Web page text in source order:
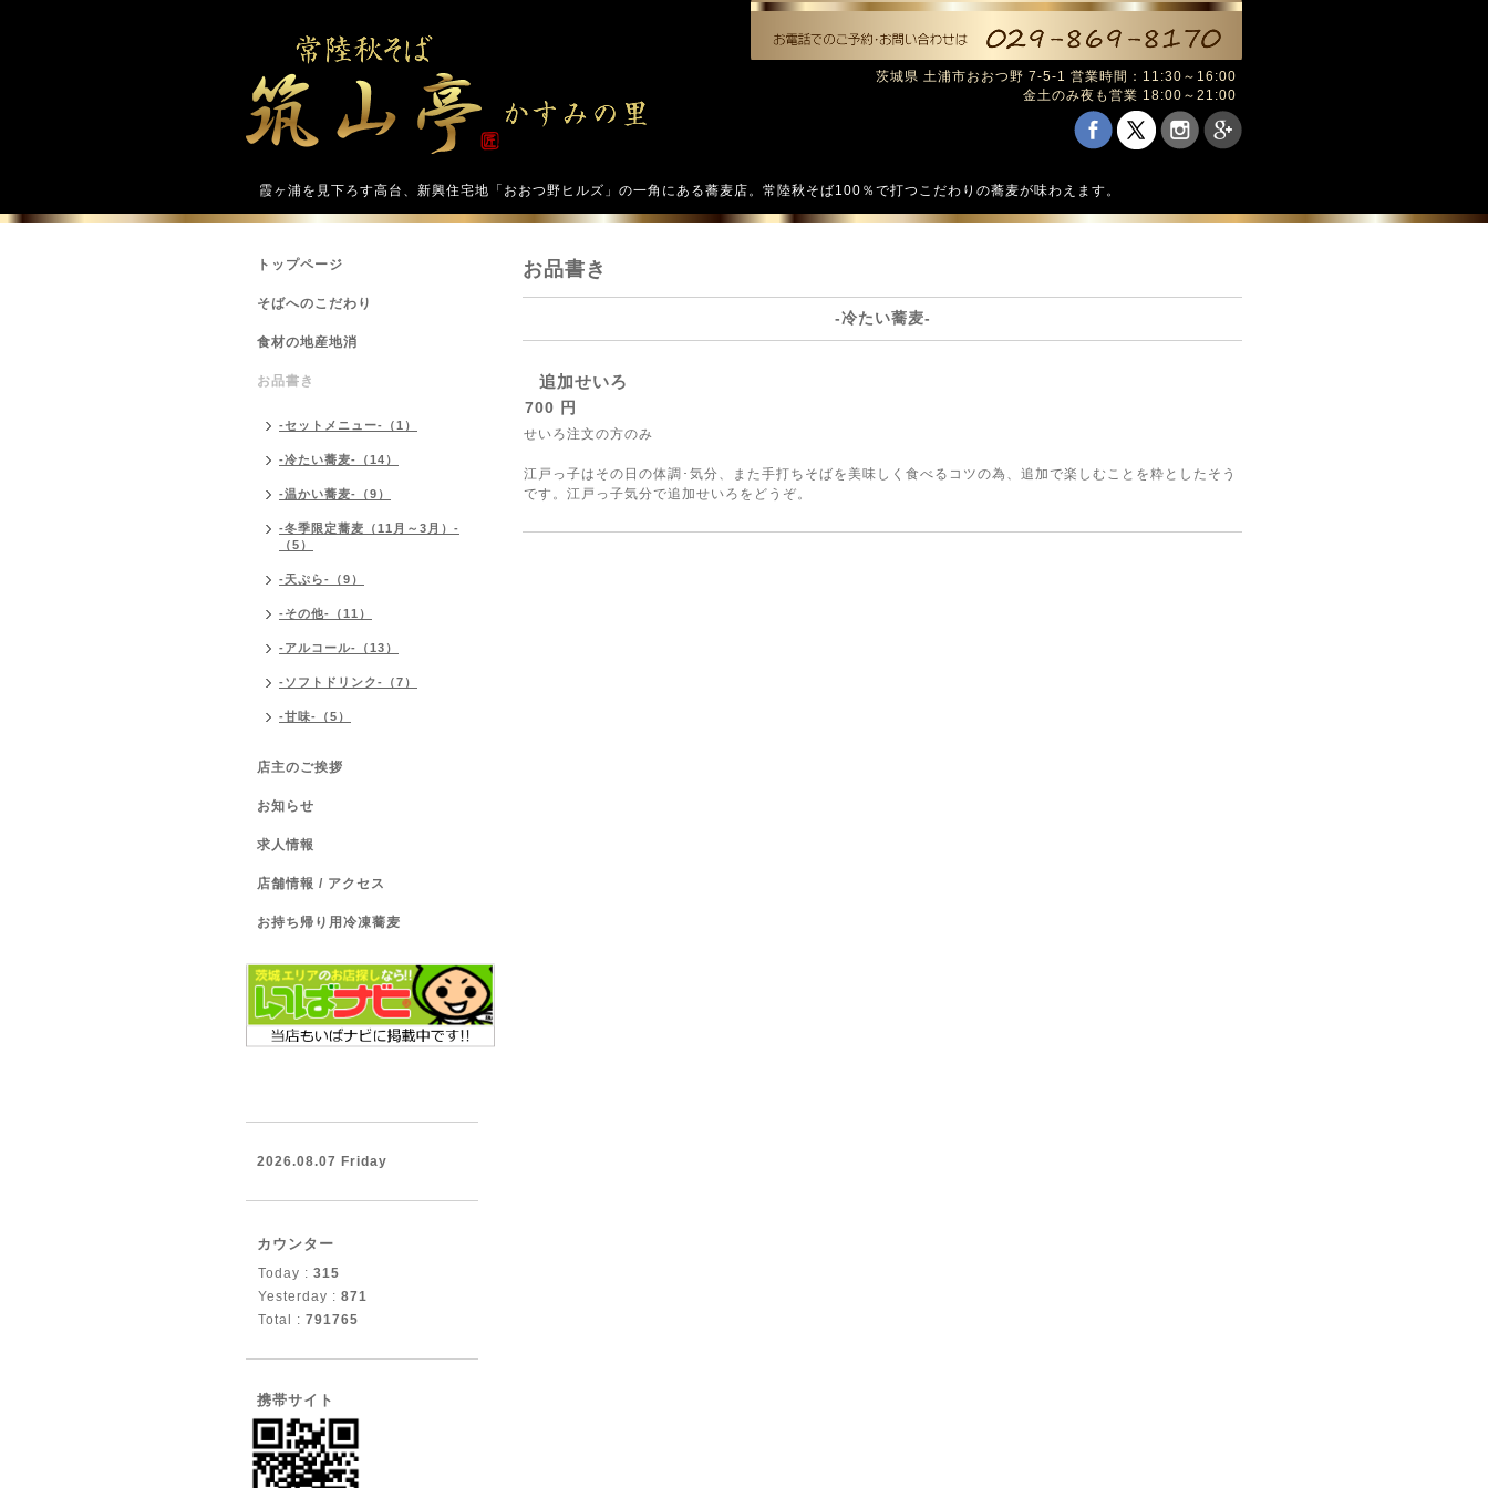
茨城県 土浦市おおつ野 7-5-1 営業時間：11:30～16:00
金土のみ夜も営業 18:00～21:00
霞ヶ浦を見下ろす高台、新興住宅地「おおつ野ヒルズ」の一角にある蕎麦店。常陸秋そば100％で打つこだわりの蕎麦が味わえます。
お品書き
-冷たい蕎麦-
追加せいろ
700 円
せいろ注文の方のみ
江戸っ子はその日の体調･気分、また手打ちそばを美味しく食べるコツの為、追加で楽しむことを粋としたそう
です。江戸っ子気分で追加せいろをどうぞ。
トップページ
そばへのこだわり
食材の地産地消
お品書き
-セットメニュー-（1）
-冷たい蕎麦-（14）
-温かい蕎麦-（9）
-冬季限定蕎麦（11月～3月）-
（5）
-天ぷら-（9）
-その他-（11）
-アルコール-（13）
-ソフトドリンク-（7）
-甘味-（5）
店主のご挨拶
お知らせ
求人情報
店舗情報 / アクセス
お持ち帰り用冷凍蕎麦
2026.08.07 Friday
カウンター
Today : 315
Yesterday : 871
Total : 791765
携帯サイト